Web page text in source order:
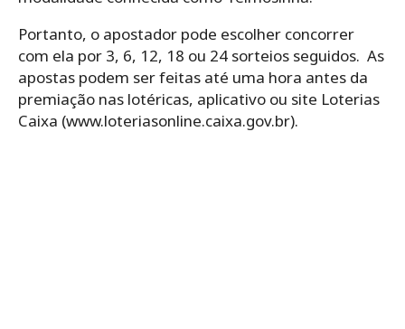
Portanto, o ‌apostador‌ ‌pode‌ ‌escolher‌ ‌concorrer‌
‌com‌ ‌ela‌ ‌por‌ ‌3,‌ ‌6,‌ ‌12,‌ ‌18‌ ‌ou‌ ‌24‌ ‌sorteios seguidos.‌ ‌ As
apostas podem ser feitas até uma hora antes da
premiação nas lotéricas, aplicativo ou site Loterias
Caixa (www.loteriasonline.caixa.gov.br).